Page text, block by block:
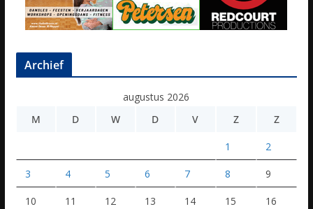
Archief
augustus 2026
M
D W D V Z Z
1 2
3 4 5 6 7 8 9
10 11 12 13 14 15 16